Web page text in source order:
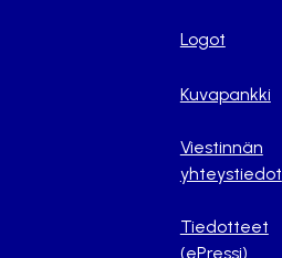
Logot
Kuvapankki
Viestinnän
yhteystiedot
Tiedotteet
(ePressi)